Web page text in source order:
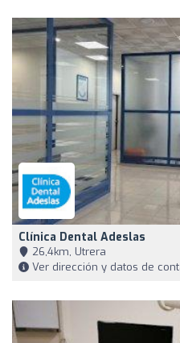
Clínica Dental Adeslas
26,4km, Utrera
Ver dirección y datos de